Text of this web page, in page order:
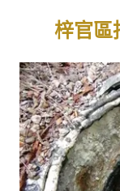
梓官